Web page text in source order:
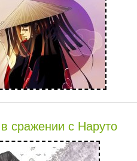
сражении с Наруто